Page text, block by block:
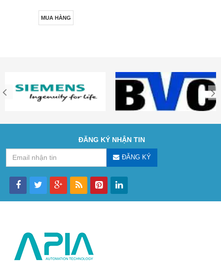
MUA HÀNG
ĐĂNG KÝ NHẬN TIN
ĐĂNG KÝ